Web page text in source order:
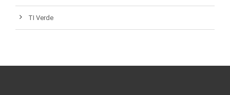
TI Verde